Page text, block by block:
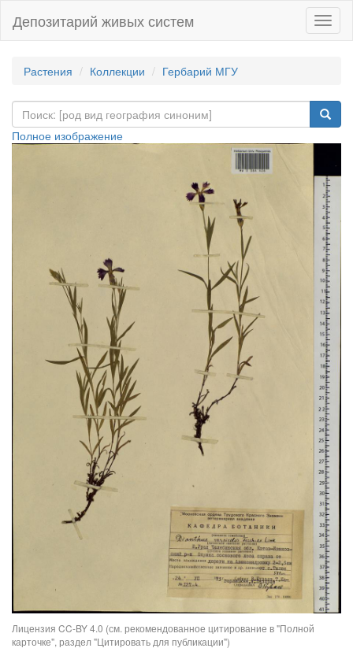
Депозитарий живых систем
Растения Коллекции Гербарий МГУ
Полное изображение
Лицензия CC-BY 4.0 (см. рекомендованное цитирование в "Полной
карточке", раздел "Цитировать для публикации")